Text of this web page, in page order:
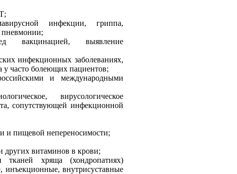
инфекции, гриппа,
вакцинацией, выявление
инфекционных заболеваниях,
у часто болеющих пациентов;
и международными
вирусологическое
сопутствующей инфекционной
и пищевой непереносимости;
других витаминов в крови;
хряща (хондропатиях)
инъекционные, внутрисуставные